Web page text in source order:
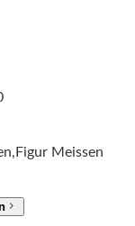
Meissen